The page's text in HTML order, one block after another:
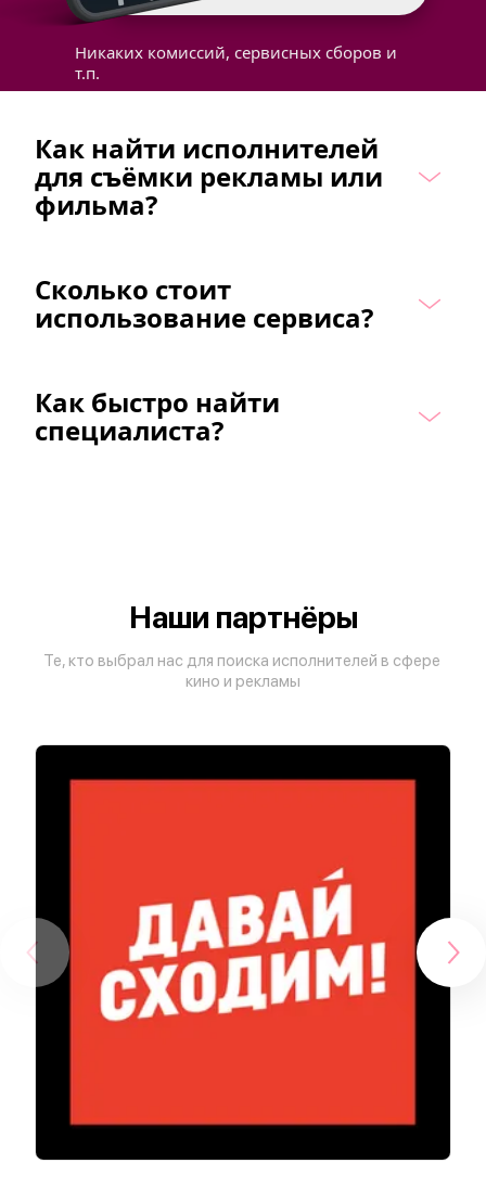
Никаких комиссий, сервисных сборов и
т.п.
Как найти исполнителей
для съёмки рекламы или
фильма?
Сколько стоит
использование сервиса?
Как быстро найти
специалиста?
Наши партнёры
Те, кто выбрал нас для поиска исполнителей в сфере
кино и рекламы